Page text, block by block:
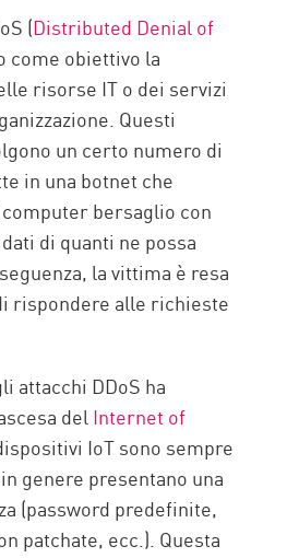
(Distributed Denial of
come obiettivo la
risorse IT o dei servizi
Questi
un certo numero di
in una botnet che
bersaglio con
di quanti ne possa
la vittima è resa
rispondere alle richieste
attacchi DDoS ha
delInternet of
IoT sono sempre
genere presentano una
(password predefinite,
patchate, ecc.). Questa